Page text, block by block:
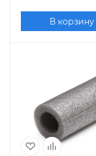
В корзину